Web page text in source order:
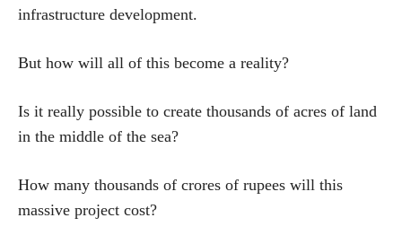
infrastructure development.
But how will all of this become a reality?
Is it really possible to create thousands of acres of land
in the middle of the sea?
How many thousands of crores of rupees will this
massive project cost?